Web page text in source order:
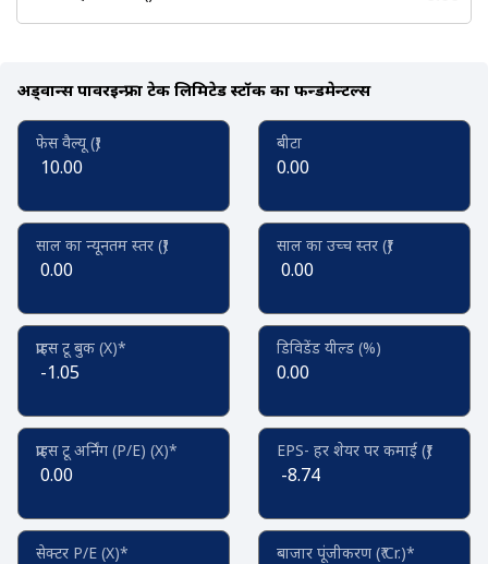
अड्वान्स पावरईन्फ्रा टेक लिमिटेड स्टॉक का फन्डमेन्टल्स
फेस वैल्यू (₹)
10.00
बीटा
0.00
साल का न्यूनतम स्तर (₹)
0.00
साल का उच्च स्तर (₹)
0.00
प्राइस टू बुक (X)*
-1.05
डिविडेंड यील्ड (%)
0.00
प्राइस टू अर्निंग (P/E) (X)*
0.00
EPS- हर शेयर पर कमाई (₹)
-8.74
सेक्टर P/E (X)* बाजार पूंजीकरण (₹ Cr.)*